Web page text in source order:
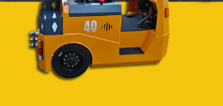
合作案例
租赁&维修
联系我们